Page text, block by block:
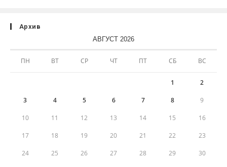
Архив
АВГУСТ 2026
ПН ВТ СР ЧТ ПТ СБ ВС
1 2
3 4 5 6 7 8 9
10 11 12 13 14 15 16
17 18 19 20 21 22 23
24 25 26 27 28 29 30